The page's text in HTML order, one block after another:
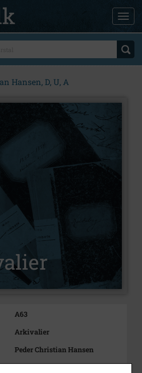
Hansen, D, U, A
A63
Arkivalier
Peder Christian Hansen
Bådbygger